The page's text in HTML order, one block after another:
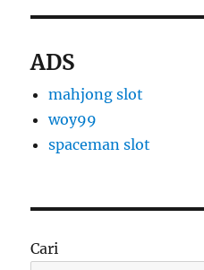
ADS
mahjong slot
woy99
spaceman slot
Cari